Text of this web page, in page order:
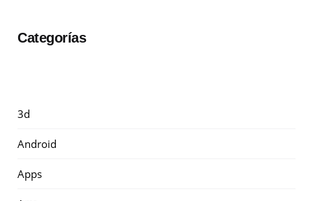
Categorías
3d
Android
Apps